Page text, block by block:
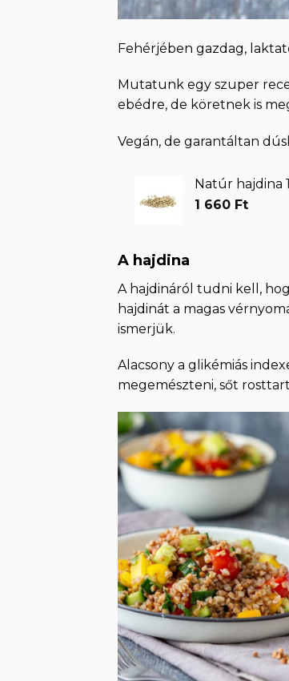
Fehérjében gazdag,
Mutatunk egy szuper
ebédre, de köretnek is
Vegán, de garantáltan
Natúr hajdina
1 660 Ft
A hajdina
A hajdináról tudni kell,
hajdinát a magas
ismerjük.
Alacsony a glikémiás
megemészteni, sőt